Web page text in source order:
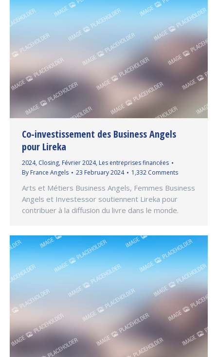
Co-investissement des Business Angels
pour Lireka
2024, Closing, Février 2024, Les entreprises financées
By France Angels 23 February 2024 1,332 Comments
Arts et Métiers Business Angels, Femmes Business
Angels et Investessor soutiennent Lireka pour
contribuer à la diffusion du livre dans le monde.